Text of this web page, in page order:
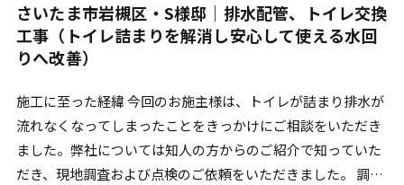
さいたま市岩槻区・S様邸｜排水配管、トイレ交換
工事（トイレ詰まりを解消し安心して使える水回
りへ改善）
施工に至った経緯 今回のお施主様は、トイレが詰まり排水が
流れなくなってしまったことをきっかけにご相談をいただき
ました。弊社については知人の方からのご紹介で知っていた
だき、現地調査および点検のご依頼をいただきました。 調査